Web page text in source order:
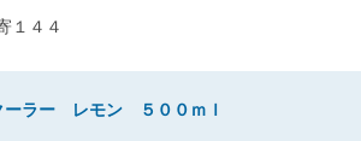
１４４
ラー レモン ５００ｍｌ